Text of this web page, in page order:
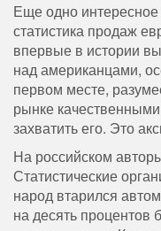
Еще одно
статистика продаж
впервые в истории
над американцами,
первом месте,
рынке
захватить его. Это
На российском
Статистические
народ втарился
на десять